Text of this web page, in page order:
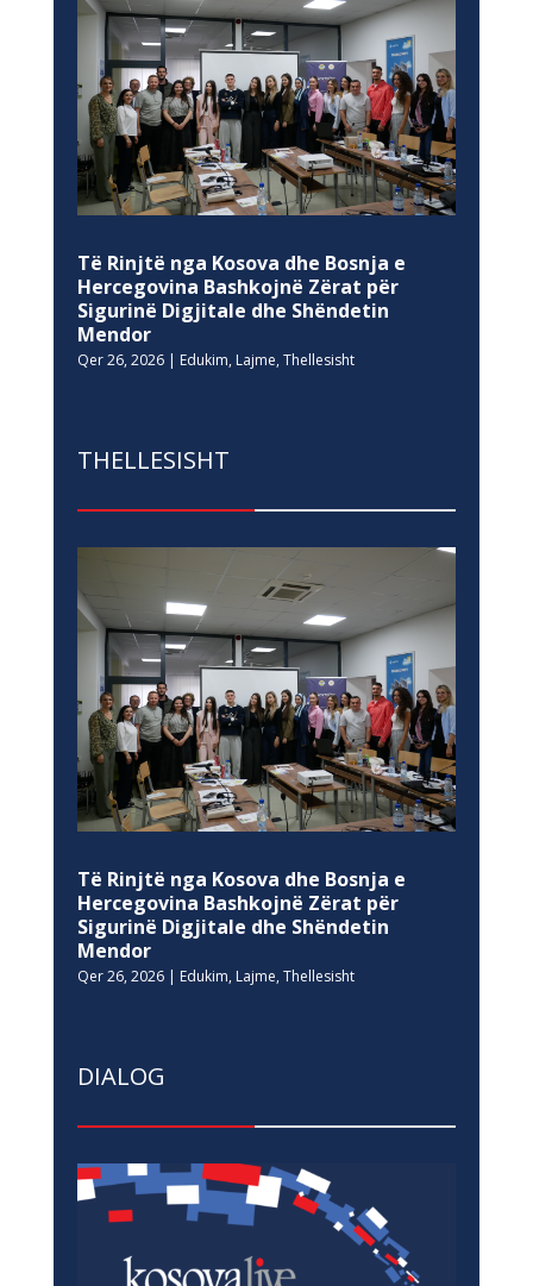
Të Rinjtë nga Kosova dhe Bosnja e
Hercegovina Bashkojnë Zërat për
Sigurinë Digjitale dhe Shëndetin
Mendor
Qer 26, 2026| Edukim, Lajme, Thellesisht
THELLESISHT
Të Rinjtë nga Kosova dhe Bosnja e
Hercegovina Bashkojnë Zërat për
Sigurinë Digjitale dhe Shëndetin
Mendor
Qer 26, 2026| Edukim, Lajme, Thellesisht
DIALOG